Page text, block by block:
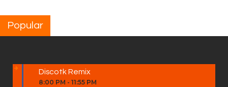
Popular
Discotk Remix
8:00 PM - 11:55 PM